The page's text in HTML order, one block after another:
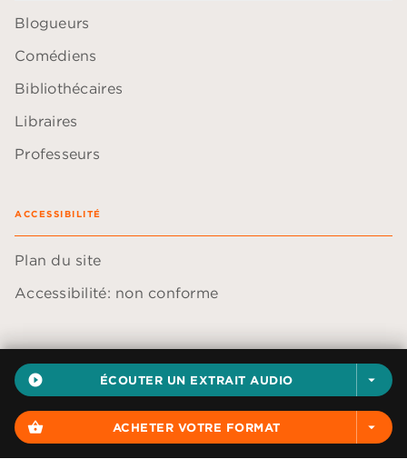
play_circle_filled ÉCOUTER UN EXTRAIT AUDIO arrow_drop_down
shopping_basket ACHETER VOTRE FORMAT arrow_drop_down
Blogueurs
Comédiens
Bibliothécaires
Libraires
Professeurs
ACCESSIBILITÉ
Plan du site
Accessibilité: non conforme
Données personnelles
Paramétrer vos cookies
Mentions légales
Conditions générales d'utilisation